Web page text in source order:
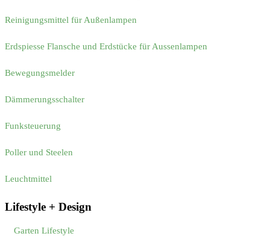
Reinigungsmittel für Außenlampen
Erdspiesse Flansche und Erdstücke für Aussenlampen
Bewegungsmelder
Dämmerungsschalter
Funksteuerung
Poller und Steelen
Leuchtmittel
Lifestyle + Design
Garten Lifestyle